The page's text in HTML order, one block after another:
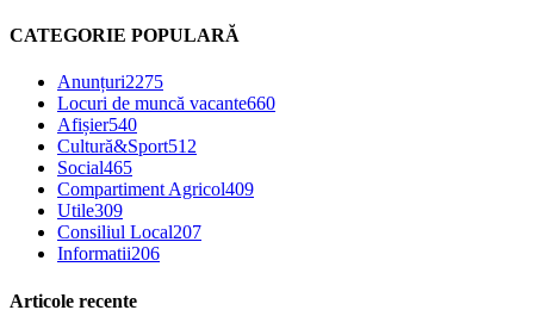
CATEGORIE POPULARĂ
Anunțuri2275
Locuri de muncă vacante660
Afișier540
Cultură&Sport512
Social465
Compartiment Agricol409
Utile309
Consiliul Local207
Informatii206
Articole recente